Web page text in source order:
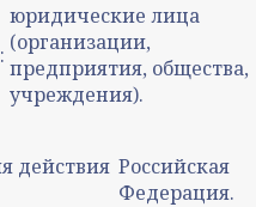
юридические лица
(организации,
предприятия, общества,
учреждения).
действия Российская
Федерация.